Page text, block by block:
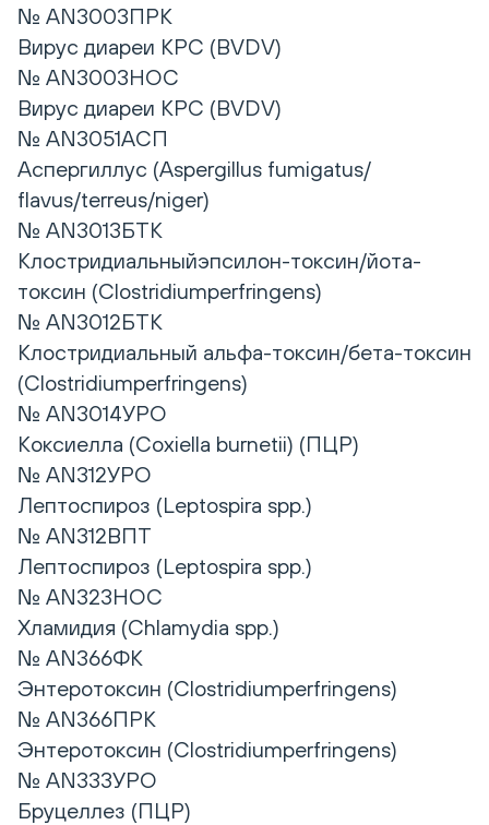
№ AN3003ПРК
Вирус диареи КРС (BVDV)
№ AN3003НОС
Вирус диареи КРС (BVDV)
№ AN3051АСП
Аспергиллус (Aspergillus fumigatus/
flavus/terreus/niger)
№ AN3013БТК
Клостридиальныйэпсилон-токсин/йота-
токсин (Clostridiumperfringens)
№ AN3012БТК
Клостридиальный альфа-токсин/бета-токсин
(Clostridiumperfringens)
№ AN3014УРО
Коксиелла (Coxiella burnetii) (ПЦР)
№ AN312УРО
Лептоспироз (Leptospira spp.)
№ AN312ВПТ
Лептоспироз (Leptospira spp.)
№ AN323НОС
Хламидия (Chlamydia spp.)
№ AN366ФК
Энтеротоксин (Clostridiumperfringens)
№ AN366ПРК
Энтеротоксин (Clostridiumperfringens)
№ AN333УРО
Бруцеллез (ПЦР)